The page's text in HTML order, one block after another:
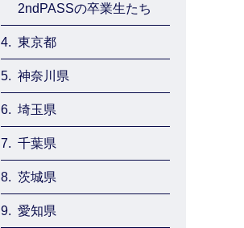
2ndPASSの卒業生たち
4. 東京都
5. 神奈川県
6. 埼玉県
7. 千葉県
8. 茨城県
9. 愛知県